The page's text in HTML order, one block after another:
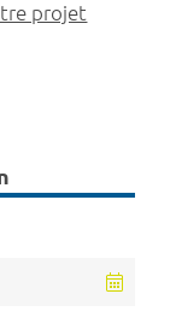
projet